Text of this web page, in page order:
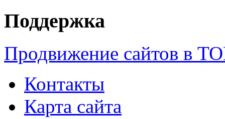
Поддержка
Продвижение сайтов в
Контакты
Карта сайта